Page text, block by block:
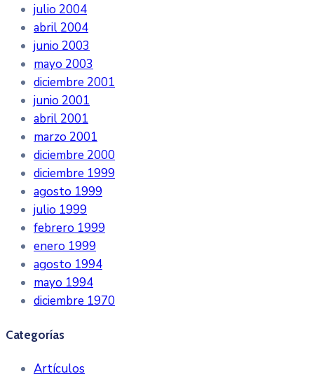
julio 2004
abril 2004
junio 2003
mayo 2003
diciembre 2001
junio 2001
abril 2001
marzo 2001
diciembre 2000
diciembre 1999
agosto 1999
julio 1999
febrero 1999
enero 1999
agosto 1994
mayo 1994
diciembre 1970
Categorías
Artículos